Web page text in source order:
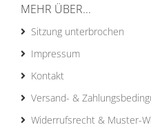
MEHR ÜBER...
Sitzung unterbrochen
Impressum
Kontakt
Versand- &
Widerrufsrecht & Muster-